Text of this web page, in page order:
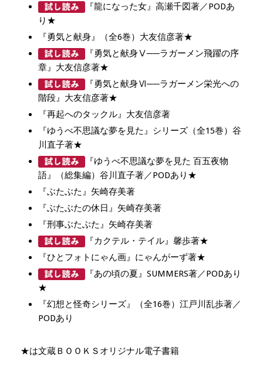
『龍になった女』高瀬千図著／PODあ
り★
『勇気と献身』（全6巻）大友信彦著★
『勇気と献身Ⅴ──ラガーメン飛躍の序
章』大友信彦著★
『勇気と献身Ⅵ──ラガーメン栄光への
階段』大友信彦著★
『再起へのタックル』大友信彦著
『ゆうべ不思議な夢を見た』シリーズ（全15巻）谷
川直子著★
『ゆうべ不思議な夢を見た 百五夜物
語』（総集編）谷川直子著／PODあり★
『ぶたぶた』矢崎存美著
『ぶたぶたの休日』矢崎存美著
『刑事ぶたぶた』矢崎存美著
『カクテル・テイル』馨歩著★
『ひとフォトにゃん画』にゃんがーず著★
『あの頃の夏』SUMMERS著／PODあり
★
『幻想と怪奇シリーズ』（全16巻）江戸川乱歩著／
PODあり
★は文蔵ＢＯＯＫＳオリジナル電子書籍